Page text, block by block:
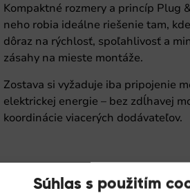
Súhlas s použitím
Kompaktné rozmery a princíp Plug
neho robia ideálne riešenie tam,
dôraz na rýchlosť, spoľahlivosť a
zásahy na mieste montáže.
Zostava si vyžaduje iba pripojenie
elektrickej energie – bez zdĺhavej
koordinácie viacerých dodávateľov.